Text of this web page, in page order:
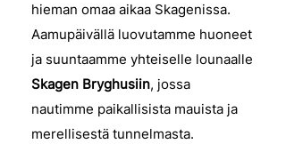
hieman omaa aikaa Skagenissa.
Aamupäivällä luovutamme huoneet
ja suuntaamme yhteiselle lounaalle
Skagen Bryghusiin, jossa
nautimme paikallisista mauista ja
merellisestä tunnelmasta.